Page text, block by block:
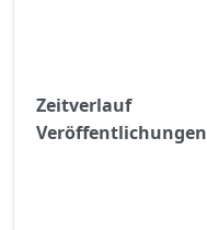
Zeitverlauf
Veröffentlichungen